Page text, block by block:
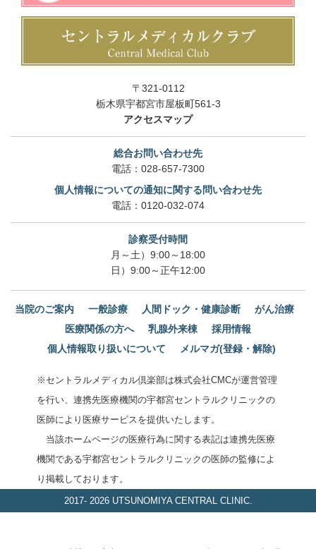
〒321-0112
栃木県宇都宮市屋板町561-3
アクセスマップ
総合お問い合わせ先
電話： 028-657-7300
個人情報についての通知に関する問い合わせ先
電話： 0120-032-074
診察受付時間
月～土）9:00～18:00
日）9:00～正午12:00
当院のご案内 一般診療 人間ドック・健康診断
がん治療
医療関係の方へ
乳腺外来棟
採用情報
個人情報取り扱いについて
メルマガ(登録・解除)
※セントラルメディカル倶楽部は株式会社CMCが運営管理
を行い、連携先医療機関の宇都宮セントラルクリニックの
医師により医療サービスを提供いたします。
当該ホームページの医療行為に関する表記は連携先医療
機関である宇都宮セントラルクリニックの医師の監修によ
り掲載しております。
2017- 2026 UTSUNOMIYA CENTRAL CLINIC.